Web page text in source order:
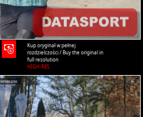
Kup oryginał w pełnej
rozdzielczości / Buy the original in
full resolution
HIGH-RES